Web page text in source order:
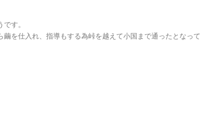
す。
を仕入れ、指導もする為峠を越えて小国まで通ったとなって